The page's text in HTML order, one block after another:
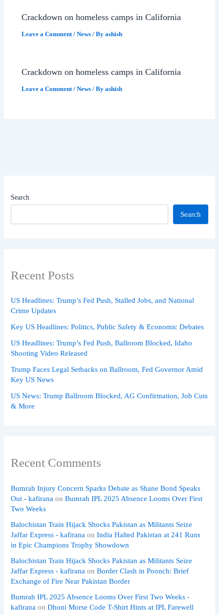
Crackdown on homeless camps in California
Leave a Comment /News / Byashish
Crackdown on homeless camps in California
Leave a Comment /News / Byashish
Search
Search
Recent Posts
US Headlines: Trump’s Fed Push, Stalled Jobs, and National
Crime Updates
Key US Headlines: Politics, Public Safety & Economic Debates
US Headlines: Trump’s Fed Push, Ballroom Blocked, Idaho
Shooting Video Released
Trump Faces Legal Setbacks on Ballroom, Fed Governor Amid
Key US News
US News: Trump Ballroom Blocked, AG Confirmation, Job Cuts
& More
Recent Comments
Bumrah Injury Concern Sparks Debate as Shane Bond Speaks
Out - kafirana onBumrah IPL 2025 Absence Looms Over First
Two Weeks
Balochistan Train Hijack Shocks Pakistan as Militants Seize
Jaffar Express - kafirana onIndia Halted Pakistan at 241 Runs
in Epic Champions Trophy Showdown
Balochistan Train Hijack Shocks Pakistan as Militants Seize
Jaffar Express - kafirana onBorder Clash in Poonch: Brief
Exchange of Fire Near Pakistan Border
Bumrah IPL 2025 Absence Looms Over First Two Weeks -
kafirana onDhoni Morse Code T-Shirt Hints at IPL Farewell